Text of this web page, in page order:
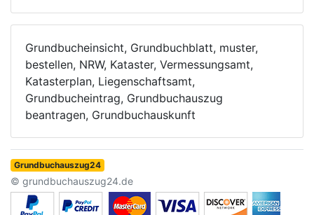
Grundbucheinsicht, Grundbuchblatt, muster,
bestellen, NRW, Kataster, Vermessungsamt,
Katasterplan, Liegenschaftsamt,
Grundbucheintrag, Grundbuchauszug
beantragen, Grundbuchauskunft
Grundbuchauszug24
© grundbuchauszug24.de